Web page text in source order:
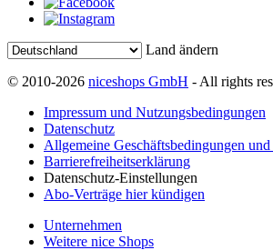
Land ändern
© 2010-2026 niceshops GmbH - All rights
Impressum und Nutzungsbedingungen
Datenschutz
Allgemeine Geschäftsbedingungen
Barrierefreiheitserklärung
Datenschutz-Einstellungen
Abo-Verträge hier kündigen
Unternehmen
Weitere nice Shops